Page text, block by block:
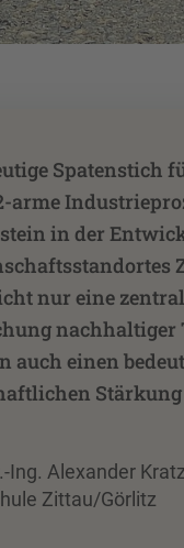
Spatenstich
arme
in der
nur eine
nachhaltiger
auch einen
Stärkung
Ing. Alexander
Zittau/Görlitz